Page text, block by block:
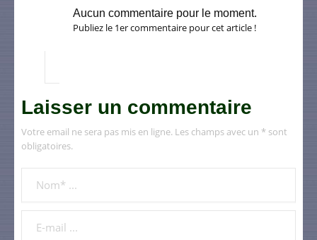
Aucun commentaire pour le moment.
Publiez le 1er commentaire pour cet article !
Laisser un commentaire
Votre email ne sera pas mis en ligne. Les champs avec un * sont
obligatoires.